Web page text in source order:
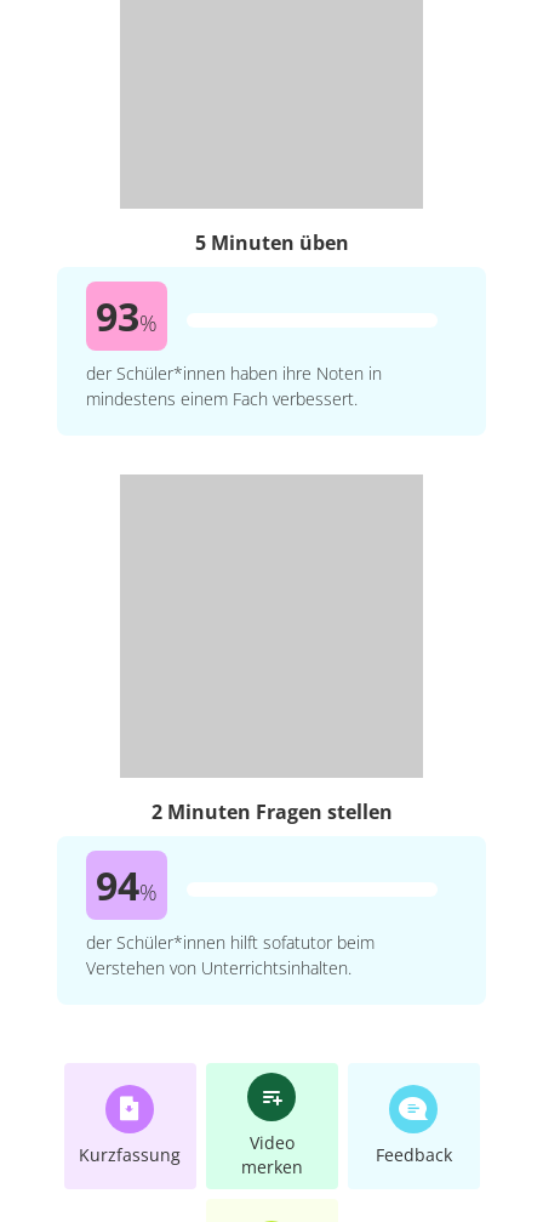
5 Minuten üben
93%
der Schüler*innen haben ihre Noten in
mindestens einem Fach verbessert.
2 Minuten Fragen stellen
94%
der Schüler*innen hilft sofatutor beim
Verstehen von Unterrichtsinhalten.
Kurzfassung
Video
merken
Feedback